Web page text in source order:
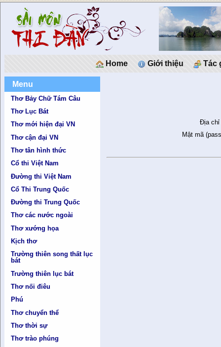
Home Giới thiệu Tác
Menu
Thơ Bảy Chữ Tám Câu
Thơ Lục Bát
Thơ mới hiện đại VN
Thơ cận đại VN
Thơ tân hình thức
Cổ thi Việt Nam
Đường thi Việt Nam
Cổ Thi Trung Quốc
Đường thi Trung Quốc
Thơ các nước ngoài
Thơ xướng họa
Kịch thơ
Trường thiên song thất lục
bát
Trường thiên lục bát
Thơ nối điêu
Phú
Thơ chuyển thể
Thơ thời sự
Thơ trào phúng
Địa chỉ
Mật mã